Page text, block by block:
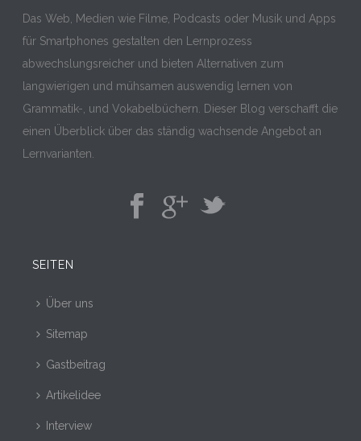
Das Web, Medien wie Filme, Podcasts oder Musik und Apps
für Smartphones gestalten den Lernprozess
abwechslungsreicher und bieten Alternativen zum
langwierigen und mühsamen auswendig lernen von
Grammatik-, und Vokabelbüchern. Dieser Blog verschafft die
einen Überblick über das ständig wachsende Angebot an
Lernvarianten.
SEITEN
Über uns
Sitemap
Gastbeitrag
Artikelidee
Interview